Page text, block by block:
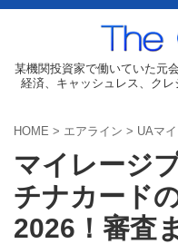
某機関投資家で働いていた元
経済、キャッシュレス、ク
HOME > エアライン > UAマ
マイレージ
チナカード
2026！審査